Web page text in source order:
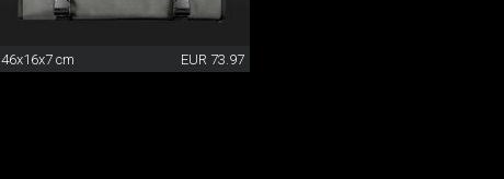
46x16x7 cm EUR 73.97